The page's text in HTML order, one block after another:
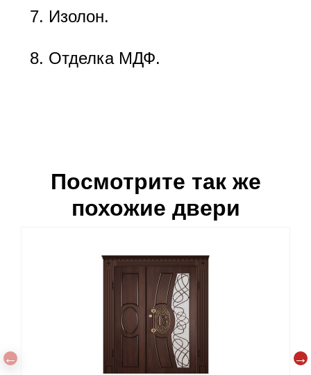
Изолон.
Отделка МДФ.
Посмотрите так же
похожие двери